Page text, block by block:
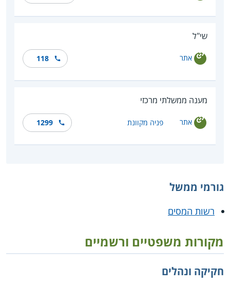
שי"ל
אתר 118
מענה ממשלתי מרכזי
אתר פניה מקוונת 1299
גורמי ממשל
רשות המסים
מקורות משפטיים ורשמיים
חקיקה ונהלים